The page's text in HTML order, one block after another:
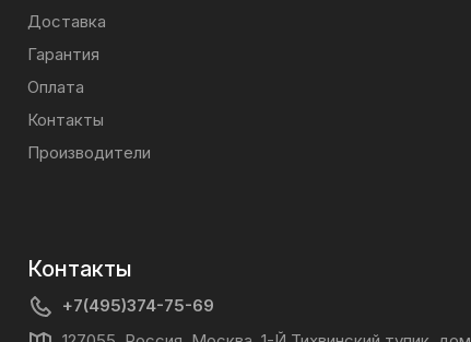
Доставка
Гарантия
Оплата
Контакты
Производители
Контакты
+7(495)374-75-69